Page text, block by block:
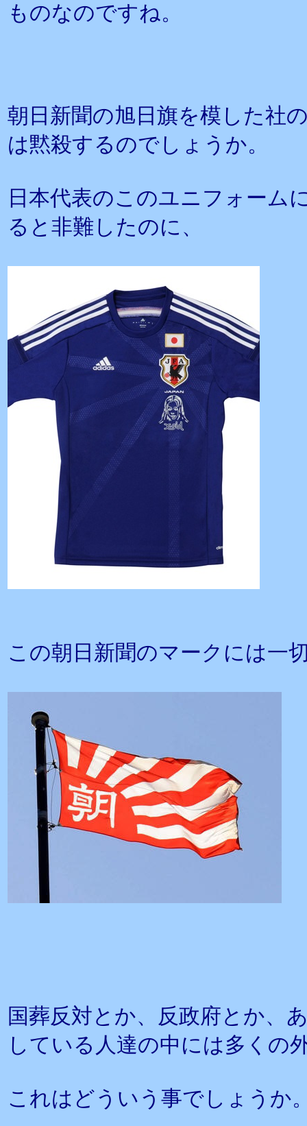
ものなのですね。
朝日新聞の旭日旗を模した社
は黙殺するのでしょうか。
日本代表のこのユニフォーム
ると非難したのに、
この朝日新聞のマークには一
国葬反対とか、反政府とか、
している人達の中には多くの
これはどういう事でしょうか